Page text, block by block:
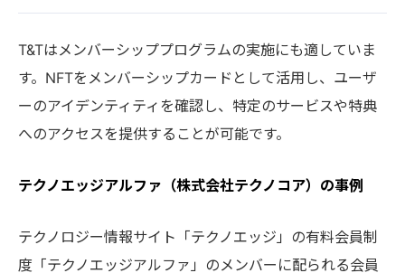
T&Tはメンバーシッププログラムの実施にも適していま
す。NFTをメンバーシップカードとして活用し、ユーザ
ーのアイデンティティを確認し、特定のサービスや特典
へのアクセスを提供することが可能です。
テクノエッジアルファ（株式会社テクノコア）の事例
テクノロジー情報サイト「テクノエッジ」の有料会員制
度「テクノエッジアルファ」のメンバーに配られる会員